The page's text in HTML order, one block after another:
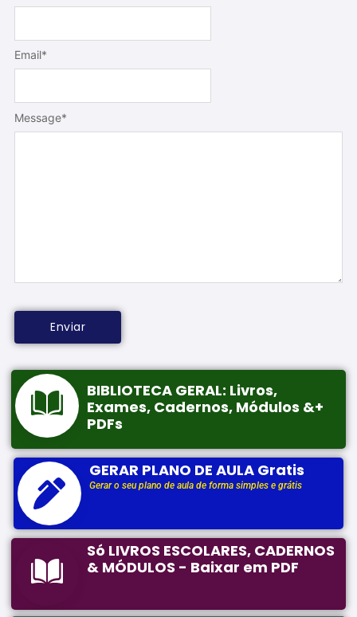
Message*
Email*
BIBLIOTECA GERAL: Livros,
Exames, Cadernos, Módulos &+
PDFs
GERAR PLANO DE AULA Gratis
Gerar o seu plano de aula de forma simples e grátis
Só LIVROS ESCOLARES, CADERNOS
& MÓDULOS - Baixar em PDF